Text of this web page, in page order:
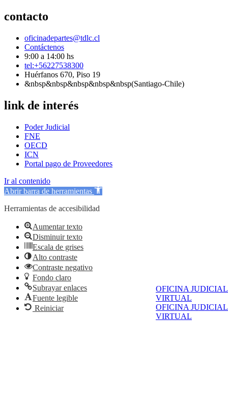
OFICINA JUDICIAL
VIRTUAL
OFICINA JUDICIAL
VIRTUAL
contacto
oficinadepartes@tdlc.cl
Contáctenos
9:00 a 14:00 hs
tel:+56227538300
Huérfanos 670, Piso 19
&nbsp&nbsp&nbsp&nbsp&nbsp(Santiago-Chile)
link de interés
Poder Judicial
FNE
OECD
ICN
Portal pago de Proveedores
Ir al contenido
Abrir barra de herramientas
Herramientas de accesibilidad
Aumentar texto
Disminuir texto
Escala de grises
Alto contraste
Contraste negativo
Fondo claro
Subrayar enlaces
Fuente legible
Reiniciar